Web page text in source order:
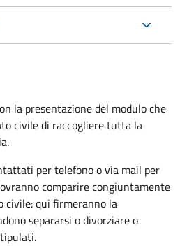
la presentazione del modulo che
civile di raccogliere tutta la
per telefono o via mail per
comparire congiuntamente
civile: qui firmeranno la
separarsi o divorziare o